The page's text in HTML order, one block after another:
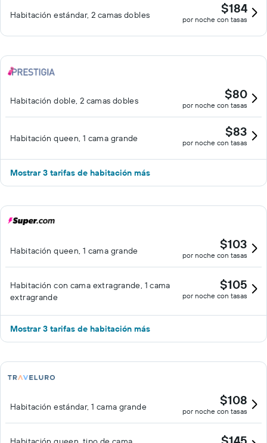
Habitación estándar, 2 camas dobles $184
por noche con tasas
Habitación doble, 2 camas dobles $80
por noche con tasas
Habitación queen, 1 cama grande $83
por noche con tasas
Mostrar 3 tarifas de habitación más
Habitación queen, 1 cama grande $103
por noche con tasas
Habitación con cama extragrande, 1 cama
extragrande
$105
por noche con tasas
Mostrar 3 tarifas de habitación más
Habitación estándar, 1 cama grande $108
por noche con tasas